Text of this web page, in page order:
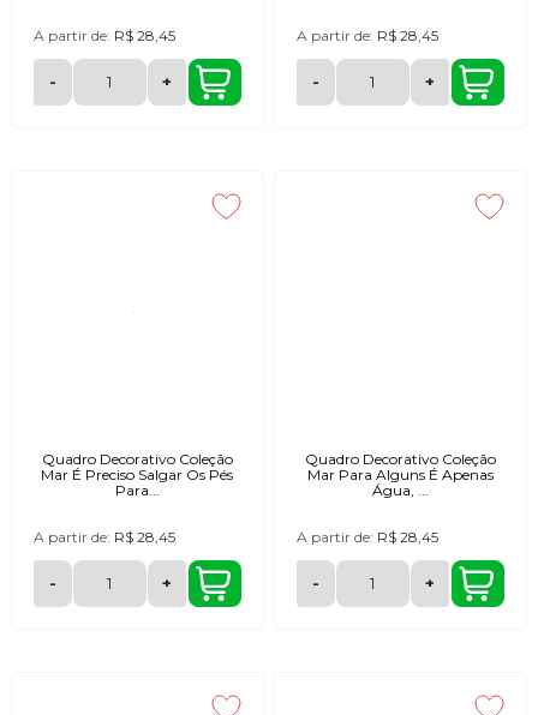
A partir de: R$ 28,45
- +
A partir de: R$ 28,45
- +
Quadro Decorativo Coleção
Mar É Preciso Salgar Os Pés
Para...
A partir de: R$ 28,45
- +
Quadro Decorativo Coleção
Mar Para Alguns É Apenas
Água, ...
A partir de: R$ 28,45
- +